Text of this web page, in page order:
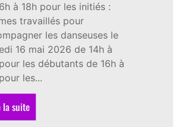
à 18h pour les initiés :
travaillés pour
les danseuses le
16 mai 2026 de 14h à
les débutants de 16h à
les...
la suite